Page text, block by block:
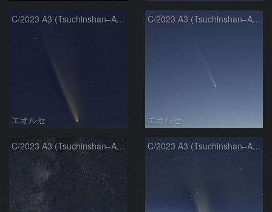
C/2023 A3 (Tsuchinshan–ATLAS)
エオルセ
C/2023 A3 (Tsuchinshan–ATLAS)
エオルセ
C/2023 A3 (Tsuchinshan–ATLAS)と天の川 C/2023 A3 (Tsuchinshan–ATLAS)